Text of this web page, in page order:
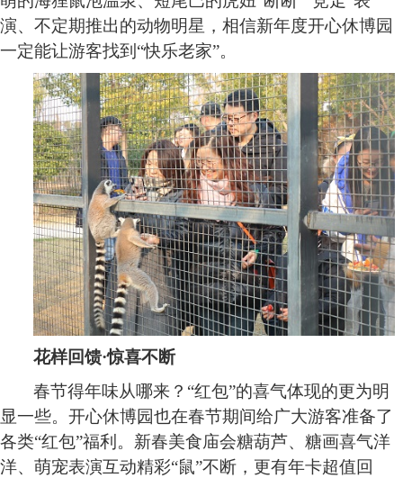
演、不定期推出的动物明星，相信新年度开心休博园
一定能让游客找到“快乐老家”。
花样回馈·惊喜不断
春节得年味从哪来？ “红包”的喜气体现的更为明
显一些。开心休博园也在春节期间给广大游客准备了
各类“红包”福利。新春美食庙会糖葫芦、糖画喜气洋
洋、萌宠表演互动精彩“鼠”不断，更有年卡超值回